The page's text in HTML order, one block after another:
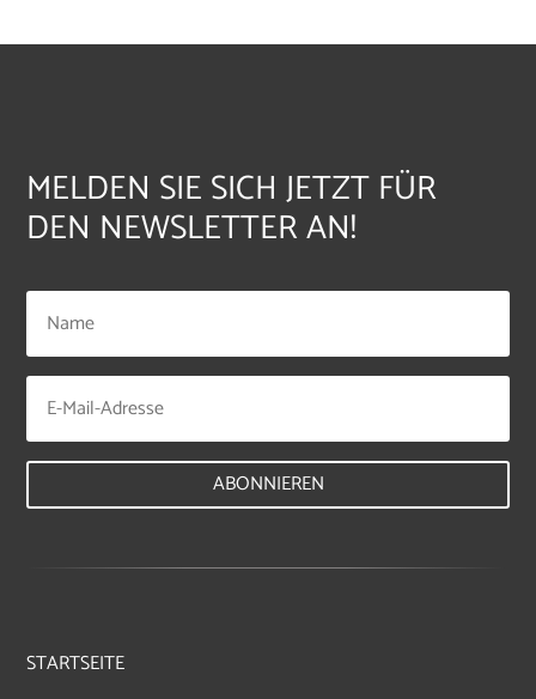
MELDEN SIE SICH JETZT FÜR
DEN NEWSLETTER AN!
ABONNIEREN
STARTSEITE